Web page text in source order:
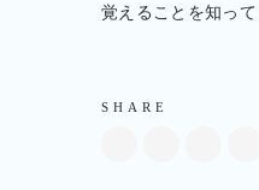
覚えることを知って
SHARE